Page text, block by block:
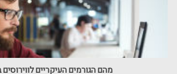
מהם הגורמים העיקריים